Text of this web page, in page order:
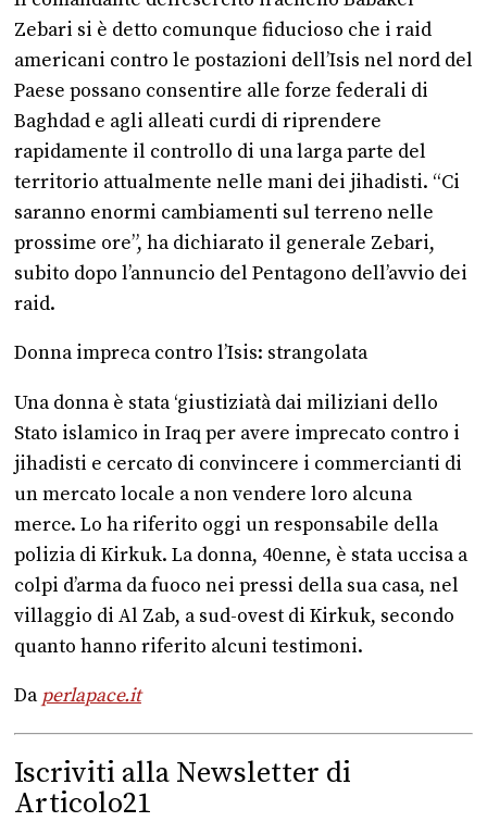
Zebari si è detto comunque fiducioso che i raid
americani contro le postazioni dell’Isis nel nord del
Paese possano consentire alle forze federali di
Baghdad e agli alleati curdi di riprendere
rapidamente il controllo di una larga parte del
territorio attualmente nelle mani dei jihadisti. “Ci
saranno enormi cambiamenti sul terreno nelle
prossime ore”, ha dichiarato il generale Zebari,
subito dopo l’annuncio del Pentagono dell’avvio dei
raid.
Donna impreca contro l’Isis: strangolata
Una donna è stata ‘giustiziatà dai miliziani dello
Stato islamico in Iraq per avere imprecato contro i
jihadisti e cercato di convincere i commercianti di
un mercato locale a non vendere loro alcuna
merce. Lo ha riferito oggi un responsabile della
polizia di Kirkuk. La donna, 40enne, è stata uccisa a
colpi d’arma da fuoco nei pressi della sua casa, nel
villaggio di Al Zab, a sud-ovest di Kirkuk, secondo
quanto hanno riferito alcuni testimoni.
Da perlapace.it
Iscriviti alla Newsletter di
Articolo21